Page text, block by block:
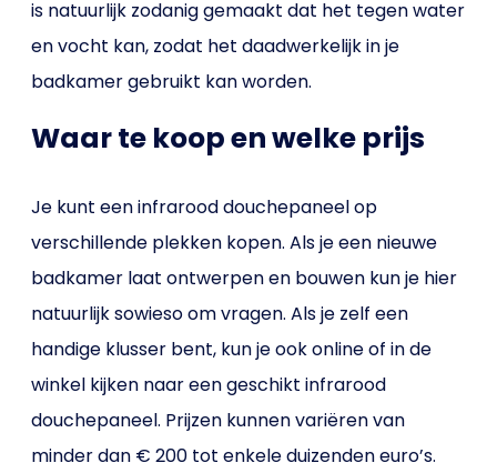
is natuurlijk zodanig gemaakt dat het tegen water
en vocht kan, zodat het daadwerkelijk in je
badkamer gebruikt kan worden.
Waar te koop en welke prijs
Je kunt een infrarood douchepaneel op
verschillende plekken kopen. Als je een nieuwe
badkamer laat ontwerpen en bouwen kun je hier
natuurlijk sowieso om vragen. Als je zelf een
handige klusser bent, kun je ook online of in de
winkel kijken naar een geschikt infrarood
douchepaneel. Prijzen kunnen variëren van
minder dan € 200 tot enkele duizenden euro’s.